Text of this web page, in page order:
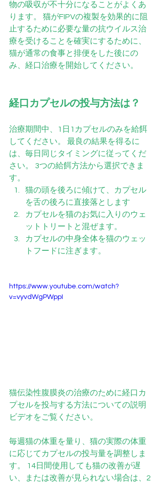
物の吸収が不十分になることがよくあ
ります。 猫がFIPVの複製を効果的に阻
止するために必要な量の抗ウイルス治
療を受けることを確実にするために、
猫が通常の食事と排便をした後にの
み、経口治療を開始してください。
経口カプセルの投与方法は？
治療期間中、1日1カプセルのみを給餌
してください。 最良の結果を得るに
は、毎日同じタイミングに従ってくだ
さい。 3つの給餌方法から選択できま
す。
猫の頭を後ろに傾けて、カプセル
を舌の後ろに直接落とします
カプセルを猫のお気に入りのウェ
ットトリートと混ぜます。
カプセルの中身全体を猫のウェッ
トフードに注ぎます。
https://www.youtube.com/watch?
v=vyvdWgPWppI
猫伝染性腹膜炎の治療のために経口カ
プセルを投与する方法についての説明
ビデオをご覧ください。
毎週猫の体重を量り、猫の実際の体重
に応じてカプセルの投与量を調整しま
す。 14日間使用しても猫の改善が遅
い、または改善が見られない場合は、2